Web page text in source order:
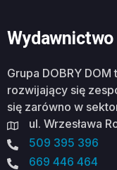
Wydawnictwo
Grupa DOBRY
rozwijający się
się zarówno w
ul. Wrzesława
509 395 396
669 446 464